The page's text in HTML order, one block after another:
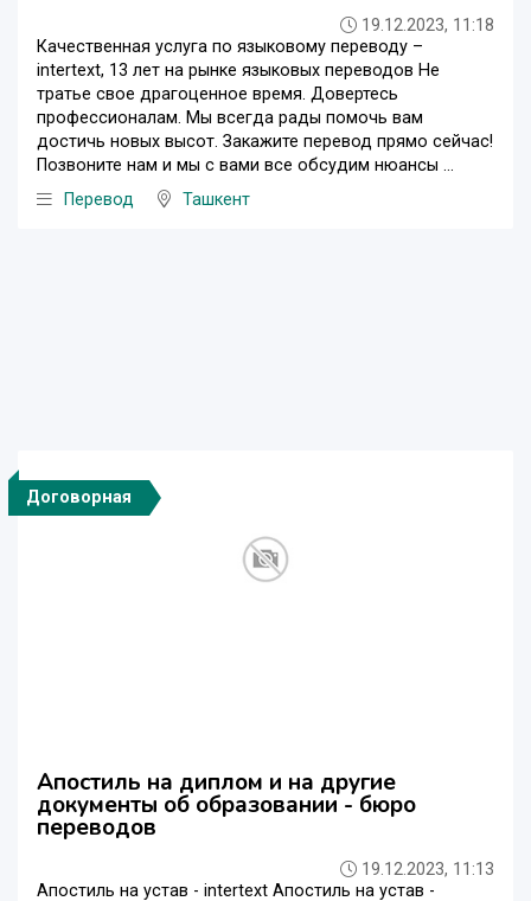
19.12.2023, 11:18
Качественная услуга по языковому переводу –
intertext, 13 лет на рынке языковых переводов Не
тратье свое драгоценное время. Довертесь
профессионалам. Мы всегда рады помочь вам
достичь новых высот. Закажите перевод прямо сейчас!
Позвоните нам и мы с вами все обсудим нюансы ...
Перевод
Ташкент
Договорная
Апостиль на диплом и на другие
документы об образовании - бюро
переводов
19.12.2023, 11:13
Апостиль на устав - intertext Апостиль на устав -